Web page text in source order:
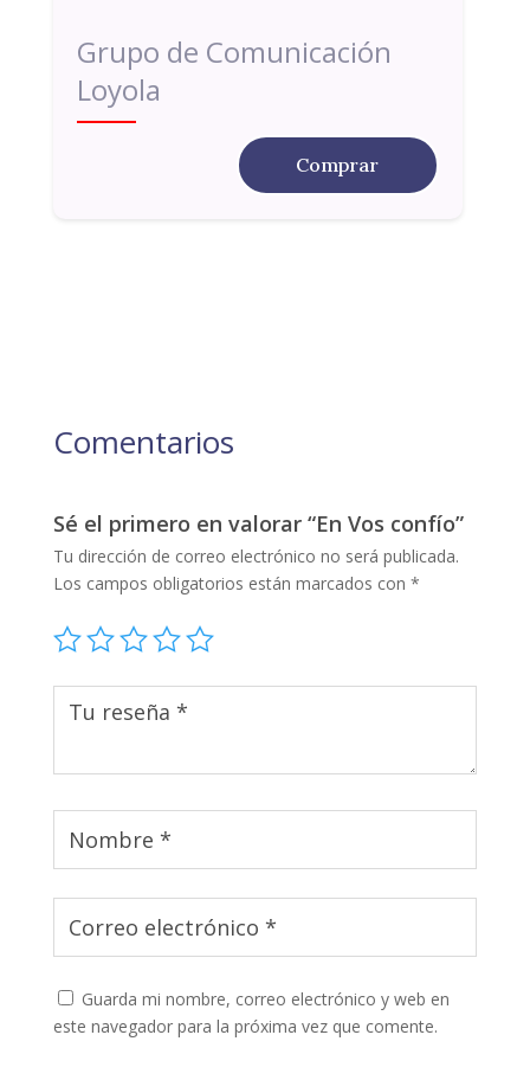
Grupo de Comunicación
Loyola
Comprar
Comentarios
Sé el primero en valorar “En Vos confío”
Tu dirección de correo electrónico no será publicada.
Los campos obligatorios están marcados con *
Guarda mi nombre, correo electrónico y web en
este navegador para la próxima vez que comente.